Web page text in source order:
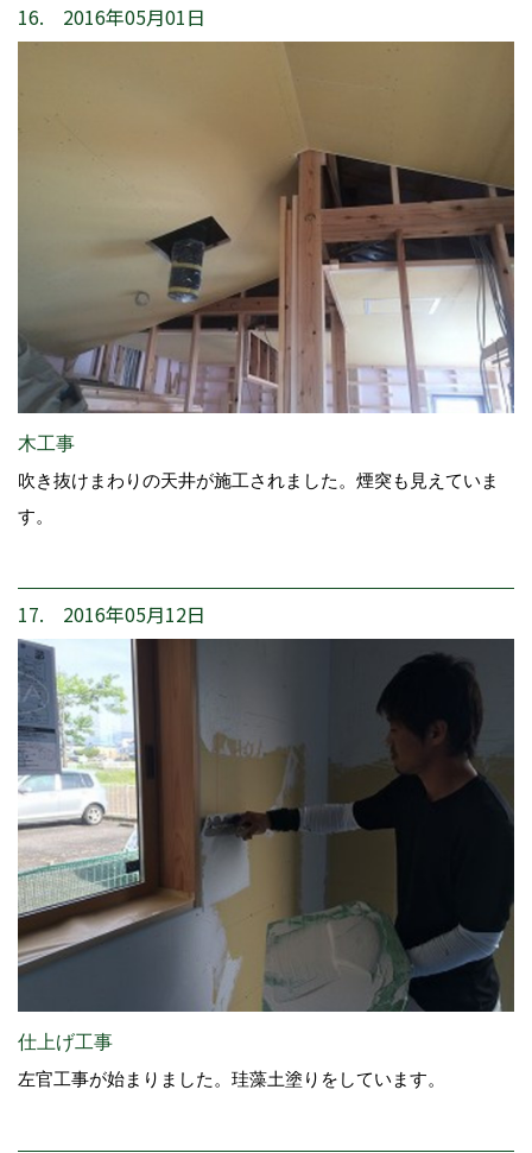
16. 2016年05月01日
木工事
吹き抜けまわりの天井が施工されました。煙突も見えていま
す。
17. 2016年05月12日
仕上げ工事
左官工事が始まりました。珪藻土塗りをしています。